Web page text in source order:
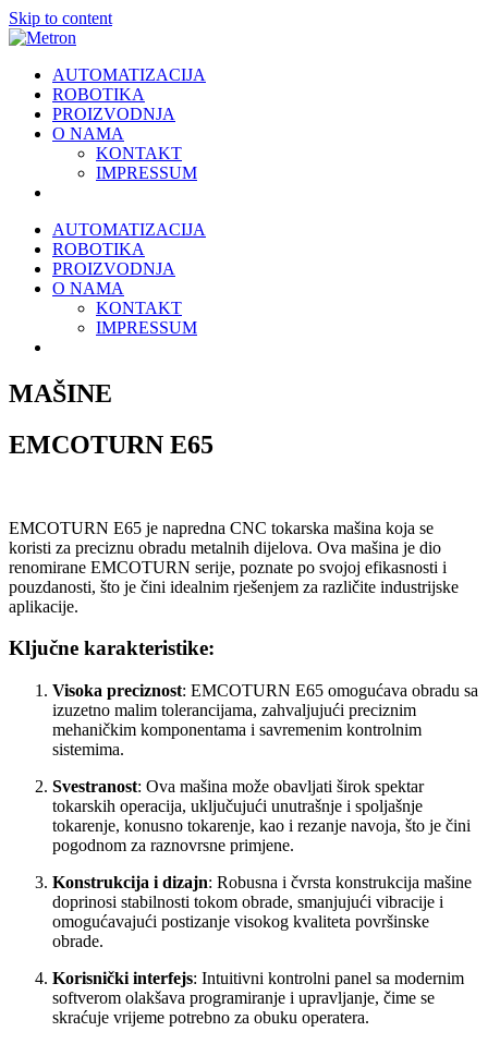
Skip to content
AUTOMATIZACIJA
ROBOTIKA
PROIZVODNJA
O NAMA
KONTAKT
IMPRESSUM
AUTOMATIZACIJA
ROBOTIKA
PROIZVODNJA
O NAMA
KONTAKT
IMPRESSUM
MAŠINE
EMCOTURN E65
EMCOTURN E65 je napredna CNC tokarska mašina koja se
koristi za preciznu obradu metalnih dijelova. Ova mašina je dio
renomirane EMCOTURN serije, poznate po svojoj efikasnosti i
pouzdanosti, što je čini idealnim rješenjem za različite industrijske
aplikacije.
Ključne karakteristike:
Visoka preciznost: EMCOTURN E65 omogućava obradu sa
izuzetno malim tolerancijama, zahvaljujući preciznim
mehaničkim komponentama i savremenim kontrolnim
sistemima.
Svestranost: Ova mašina može obavljati širok spektar
tokarskih operacija, uključujući unutrašnje i spoljašnje
tokarenje, konusno tokarenje, kao i rezanje navoja, što je čini
pogodnom za raznovrsne primjene.
Konstrukcija i dizajn: Robusna i čvrsta konstrukcija mašine
doprinosi stabilnosti tokom obrade, smanjujući vibracije i
omogućavajući postizanje visokog kvaliteta površinske
obrade.
Korisnički interfejs: Intuitivni kontrolni panel sa modernim
softverom olakšava programiranje i upravljanje, čime se
skraćuje vrijeme potrebno za obuku operatera.